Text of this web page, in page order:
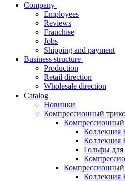
Company
Employees
Reviews
Franchise
Jobs
Shipping and payment
Business structure
Production
Retail direction
Wholesale direction
Catalog
Новинки
Компрессионный
Коллекция
Коллекция
Гольфы
Коллекция